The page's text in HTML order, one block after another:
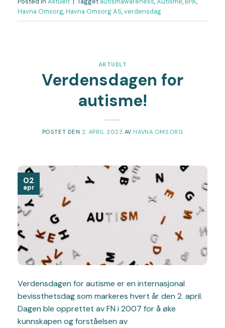
Havna Omsorg,Havna Omsorg AS,verdensdag
AKTUELT
Verdensdagen for
autisme!
POSTET DEN 2. APRIL 2023 AV HAVNA OMSORG
02
apr
Verdensdagen for autisme er en internasjonal
bevissthetsdag som markeres hvert år den 2. april.
Dagen ble opprettet av FN i 2007 for å øke
kunnskapen og forståelsen av